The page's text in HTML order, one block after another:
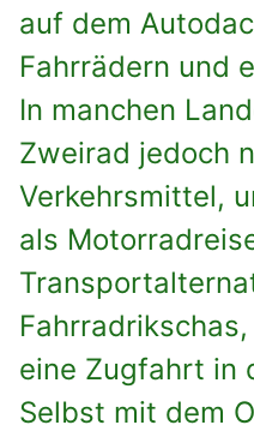
auf dem
Fahrrädern und
In manchen
Zweirad jedoch
Verkehrsmittel,
als
eine Zugfahrt in
Selbst mit dem